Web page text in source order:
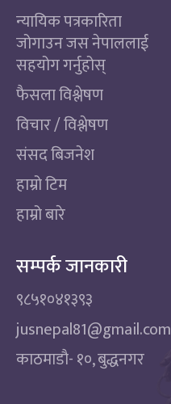
न्यायिक पत्रकारिता
जोगाउन जस नेपाललाई
सहयोग गर्नुहोस्
फैसला विश्लेषण
विचार / विश्लेषण
संसद बिजनेश
हाम्रो टिम
हाम्रो बारे
सम्पर्क जानकारी
९८५१०४१३९३
jusnepal81@gmail.com
काठमाडाै‌- १०, बुद्धनगर